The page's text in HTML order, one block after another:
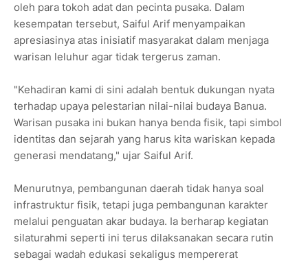
oleh para tokoh adat dan pecinta pusaka. Dalam
kesempatan tersebut, Saiful Arif menyampaikan
apresiasinya atas inisiatif masyarakat dalam menjaga
warisan leluhur agar tidak tergerus zaman.
"Kehadiran kami di sini adalah bentuk dukungan nyata
terhadap upaya pelestarian nilai-nilai budaya Banua.
Warisan pusaka ini bukan hanya benda fisik, tapi simbol
identitas dan sejarah yang harus kita wariskan kepada
generasi mendatang," ujar Saiful Arif.
Menurutnya, pembangunan daerah tidak hanya soal
infrastruktur fisik, tetapi juga pembangunan karakter
melalui penguatan akar budaya. Ia berharap kegiatan
silaturahmi seperti ini terus dilaksanakan secara rutin
sebagai wadah edukasi sekaligus mempererat